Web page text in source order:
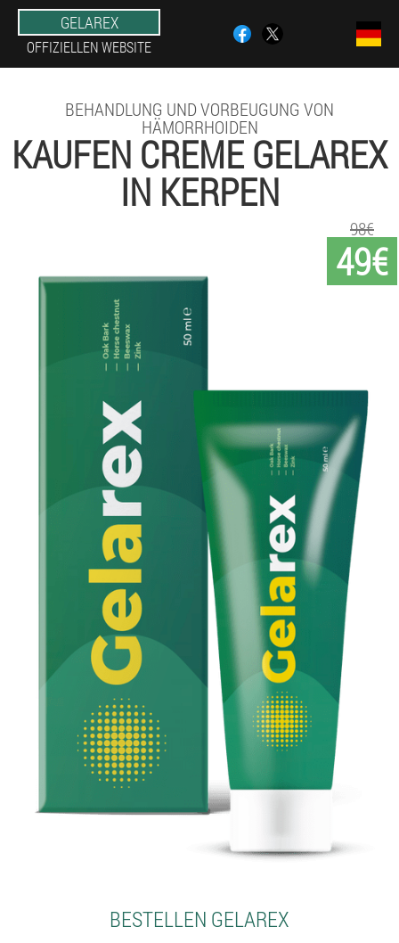
GELAREX
OFFIZIELLEN WEBSITE
BEHANDLUNG UND VORBEUGUNG VON
HÄMORRHOIDEN
KAUFEN CREME GELAREX
IN KERPEN
49€
98€
BESTELLEN GELAREX